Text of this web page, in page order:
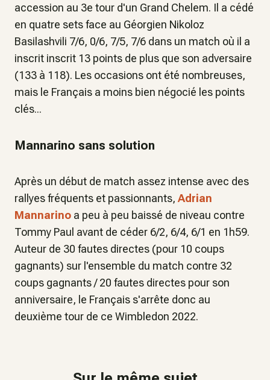
accession au 3e tour d'un Grand Chelem. Il a cédé
en quatre sets face au Géorgien Nikoloz
Basilashvili 7/6, 0/6, 7/5, 7/6 dans un match où il a
inscrit inscrit 13 points de plus que son adversaire
(133 à 118). Les occasions ont été nombreuses,
mais le Français a moins bien négocié les points
clés...
Mannarino sans solution
Après un début de match assez intense avec des
rallyes fréquents et passionnants, Adrian
Mannarino a peu à peu baissé de niveau contre
Tommy Paul avant de céder 6/2, 6/4, 6/1 en 1h59.
Auteur de 30 fautes directes (pour 10 coups
gagnants) sur l'ensemble du match contre 32
coups gagnants / 20 fautes directes pour son
anniversaire, le Français s'arrête donc au
deuxième tour de ce Wimbledon 2022.